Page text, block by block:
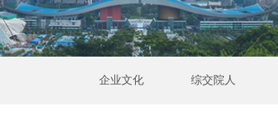
企业文化 综交院人